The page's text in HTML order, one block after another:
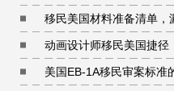
移民美国材料准备清单，
动画设计师移民美国捷径
准备指南
美国EB-1A移民审案标准